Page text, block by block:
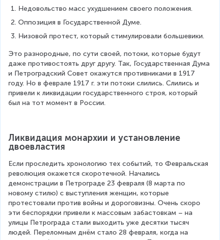
Недовольство масс ухудшением своего положения.
Оппозиция в Государственной Думе.
Низовой протест, который стимулировали большевики.
Это разнородные, по сути своей, потоки, которые будут
даже противостоять друг другу. Так, Государственная Дума
и Петроградский Совет окажутся противниками в 1917
году. Но в феврале 1917 г. эти потоки слились. Слились и
привели к ликвидации государственного строя, который
был на тот момент в России.
Ликвидация монархии и установление
двоевластия
Если проследить хронологию тех событий, то Февральская
революция окажется скоротечной. Начались
демонстрации в Петрограде 23 февраля (8 марта по
новому стилю) с выступления женщин, которые
протестовали против войны и дороговизны. Очень скоро
эти беспорядки привели к массовым забастовкам – на
улицы Петрограда стали выходить уже десятки тысяч
людей. Переломным днём стало 28 февраля, когда на